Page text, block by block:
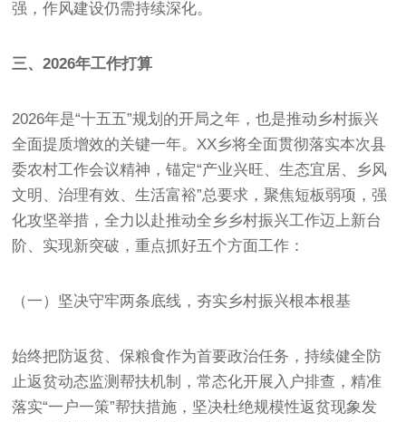
强，作风建设仍需持续深化。
三、2026年工作打算
2026年是“十五五”规划的开局之年，也是推动乡村振兴
全面提质增效的关键一年。XX乡将全面贯彻落实本次县
委农村工作会议精神，锚定“产业兴旺、生态宜居、乡风
文明、治理有效、生活富裕”总要求，聚焦短板弱项，强
化攻坚举措，全力以赴推动全乡乡村振兴工作迈上新台
阶、实现新突破，重点抓好五个方面工作：
（一）坚决守牢两条底线，夯实乡村振兴根本根基
始终把防返贫、保粮食作为首要政治任务，持续健全防
止返贫动态监测帮扶机制，常态化开展入户排查，精准
落实“一户一策”帮扶措施，坚决杜绝规模性返贫现象发